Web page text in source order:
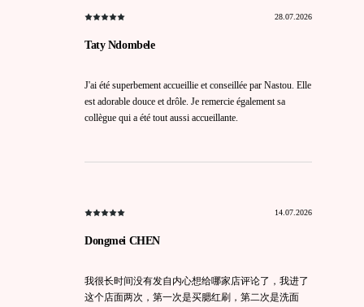
28.07.2026
Taty Ndombele
J'ai été superbement accueillie et conseillée par Nastou. Elle
est adorable douce et drôle. Je remercie également sa
collègue qui a été tout aussi accueillante.
14.07.2026
Dongmei CHEN
我很长时间没有发自内心想给哪家店评论了，我进了
这个店面两次，第一次是买腮红刷，第二次是洗面